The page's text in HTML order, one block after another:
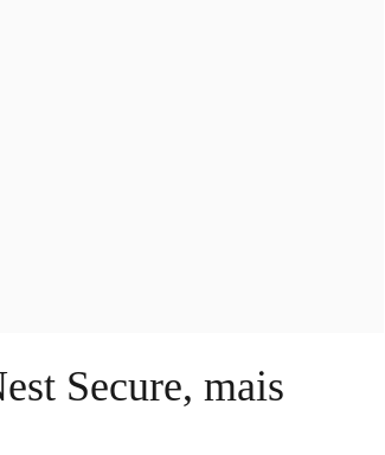
Secure, mais